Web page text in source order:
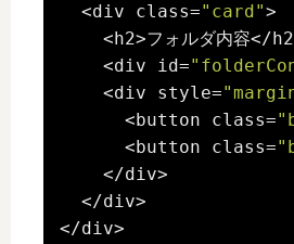
  <div class=
"card">
<h2>フォルダ内容</
    <div id=
    <div style=
      <button class=
      <button class=
    </div>
  </div>
</div>